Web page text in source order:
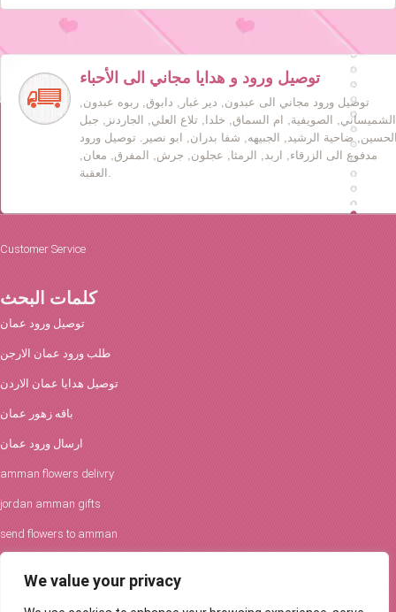
We value your privacy
توصيل ورود و هدايا مجاني الى الأحباء
توصيل ورود مجاني الى عبدون, دير غبار, دابوق, ربوه عبدون,
الشميساني, الصويفية, ام السماق, خلدا, تلاع العلي, الجاردنز, جبل
ضاحية الرشيد, الجبيهه, شفا بدران, ابو نصير. توصيل ورود
مدفوع الى الزرقاء, اربد, الرمثا, عجلون, جرش, المفرق, معان,
Customer Service
كلمات البحث
توصيل ورود عمان
طلب ورود عمان الارجن
توصيل هدايا عمان الاردن
باقه زهور عمان
ارسال ورود عمان
amman flowers delivry
jordan amman gifts
send flowers to amman
افكار الورود والحفلات